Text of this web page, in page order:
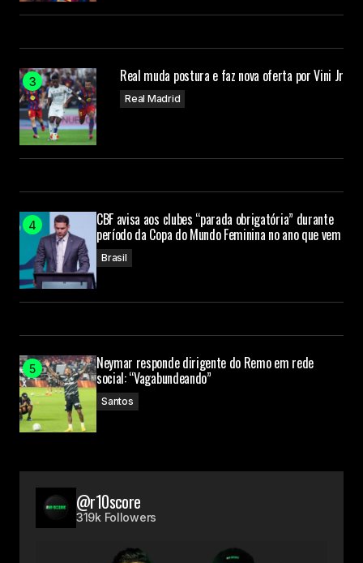
Real muda postura e faz nova oferta por Vini Jr
Real Madrid
CBF avisa aos clubes “parada obrigatória” durante
período da Copa do Mundo Feminina no ano que vem
Brasil
Neymar responde dirigente do Remo em rede
social: “Vagabundeando”
Santos
@r10score
319k Followers